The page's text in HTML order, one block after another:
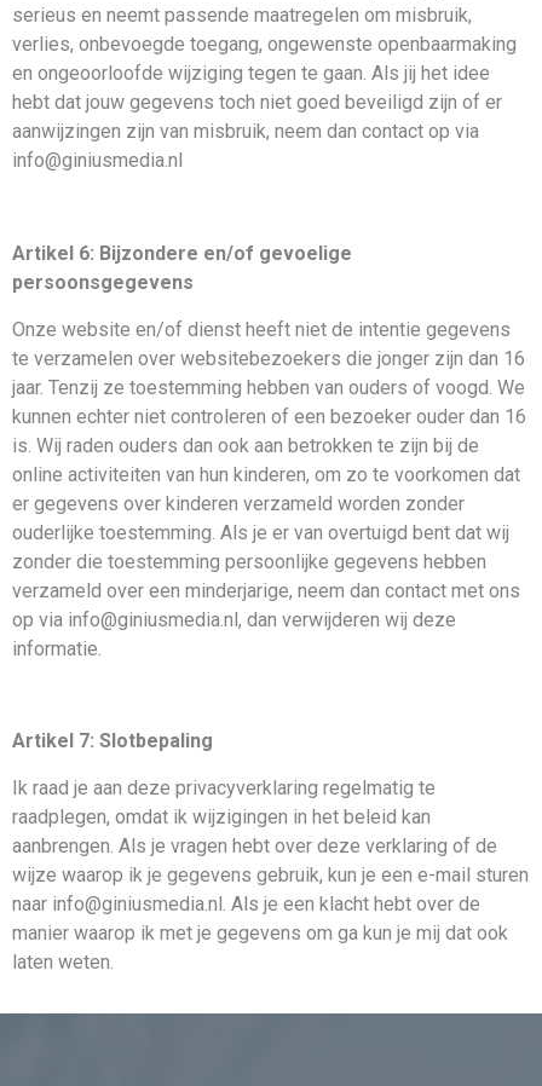
serieus en neemt passende maatregelen om misbruik,
verlies, onbevoegde toegang, ongewenste openbaarmaking
en ongeoorloofde wijziging tegen te gaan. Als jij het idee
hebt dat jouw gegevens toch niet goed beveiligd zijn of er
aanwijzingen zijn van misbruik, neem dan contact op via
info@giniusmedia.nl
Artikel 6: Bijzondere en/of gevoelige
persoonsgegevens
Onze website en/of dienst heeft niet de intentie gegevens
te verzamelen over websitebezoekers die jonger zijn dan 16
jaar. Tenzij ze toestemming hebben van ouders of voogd. We
kunnen echter niet controleren of een bezoeker ouder dan 16
is. Wij raden ouders dan ook aan betrokken te zijn bij de
online activiteiten van hun kinderen, om zo te voorkomen dat
er gegevens over kinderen verzameld worden zonder
ouderlijke toestemming. Als je er van overtuigd bent dat wij
zonder die toestemming persoonlijke gegevens hebben
verzameld over een minderjarige, neem dan contact met ons
op via info@giniusmedia.nl, dan verwijderen wij deze
informatie.
Artikel 7: Slotbepaling
Ik raad je aan deze privacyverklaring regelmatig te
raadplegen, omdat ik wijzigingen in het beleid kan
aanbrengen. Als je vragen hebt over deze verklaring of de
wijze waarop ik je gegevens gebruik, kun je een e-mail sturen
naar info@giniusmedia.nl. Als je een klacht hebt over de
manier waarop ik met je gegevens om ga kun je mij dat ook
laten weten.